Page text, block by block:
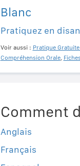
Blanc
Pratiquez en
Voir aussi : Pratique
Compréhension Orale,
Comment
Anglais
Français